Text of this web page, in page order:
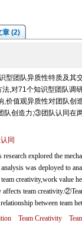
章 (2)
型团队异质性特质及
,对71个知识型团队
价值观异质性对团队
创造力;③团队认同在
同
explored the
was deployed to
creativity,work value
team
between team
Team Creativity